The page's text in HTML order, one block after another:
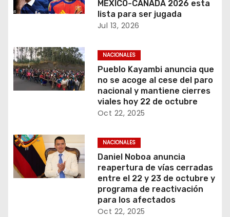
MEXICO-CANADA 2026 esta
lista para ser jugada
Jul 13, 2026
NACIONALES
Pueblo Kayambi anuncia que
no se acoge al cese del paro
nacional y mantiene cierres
viales hoy 22 de octubre
Oct 22, 2025
NACIONALES
Daniel Noboa anuncia
reapertura de vías cerradas
entre el 22 y 23 de octubre y
programa de reactivación
para los afectados
Oct 22, 2025